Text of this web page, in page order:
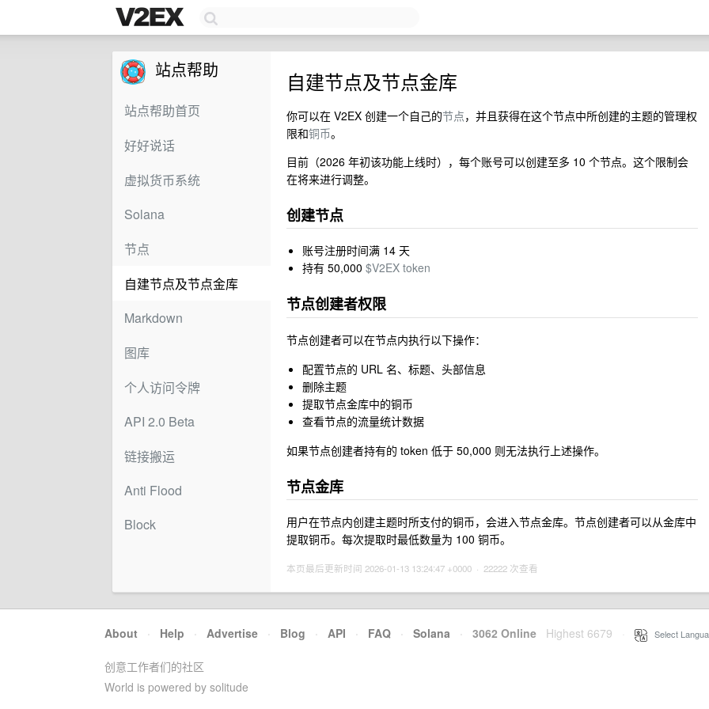
站点帮助
站点帮助首页
好好说话
虚拟货币系统
Solana
节点
自建节点及节点金库
Markdown
图库
个人访问令牌
API 2.0 Beta
链接搬运
Anti Flood
Block
自建节点及节点金库
你可以在 V2EX 创建一个自己的节点，并且获得在这个节点中所创建的主题的管理权
限和铜币。
目前（2026 年初该功能上线时），每个账号可以创建至多 10 个节点。这个限制会
在将来进行调整。
创建节点
账号注册时间满 14 天
持有 50,000 $V2EX token
节点创建者权限
节点创建者可以在节点内执行以下操作：
配置节点的 URL 名、标题、头部信息
删除主题
提取节点金库中的铜币
查看节点的流量统计数据
如果节点创建者持有的 token 低于 50,000 则无法执行上述操作。
节点金库
用户在节点内创建主题时所支付的铜币，会进入节点金库。节点创建者可以从金库中
提取铜币。每次提取时最低数量为 100 铜币。
本页最后更新时间 2026-01-13 13:24:47 +0000 · 22222 次查看
About · Help · Advertise · Blog · API · FAQ · Solana · 3062 Online Highest 6679 Select
创意工作者们的社区
World is powered by solitude